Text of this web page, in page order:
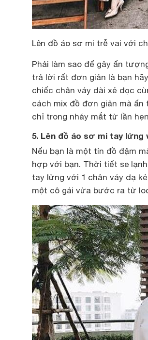
Lên đồ áo sơ mi trễ vai với
Phải làm sao để gây ấn
trả lời rất đơn giản là bạn
chiếc chân váy dài xẻ dọc
cách mix đồ đơn giản mà
chỉ trong nháy mắt từ lần
5. Lên đồ áo sơ mi tay lửng
Nếu bạn là một tín đồ đậm
hợp với bạn. Thời tiết se
tay lửng với 1 chân váy dạ
một cô gái vừa bước ra từ